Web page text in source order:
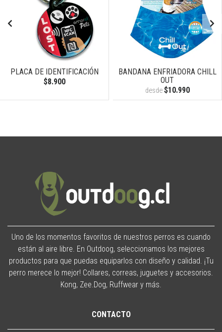
PLACA DE IDENTIFICACIÓN
$8.900
BANDANA ENFRIADORA CHILL
OUT
desde$10.990
Uno de los momentos favoritos de nuestros perros es cuando
están al aire libre. En Outdoog, seleccionamos los mejores
productos para que puedas equiparlos con diseño y calidad. ¡Tu
perro merece lo mejor! Collares, correas, juguetes y accesorios.
Kong, Zee.Dog, Ruffwear y más.
CONTACTO